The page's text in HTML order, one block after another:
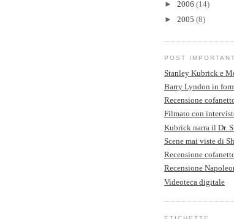
► 2006 (14)
► 2005 (8)
POST
Stanley Kubrick e
Barry Lyndon in
Recensione
Filmato con
Kubrick narra il Dr.
Scene mai viste di
Recensione
Recensione
Videoteca digitale